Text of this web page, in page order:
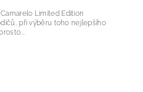
Limited Edition
při výběru toho nejlepšího